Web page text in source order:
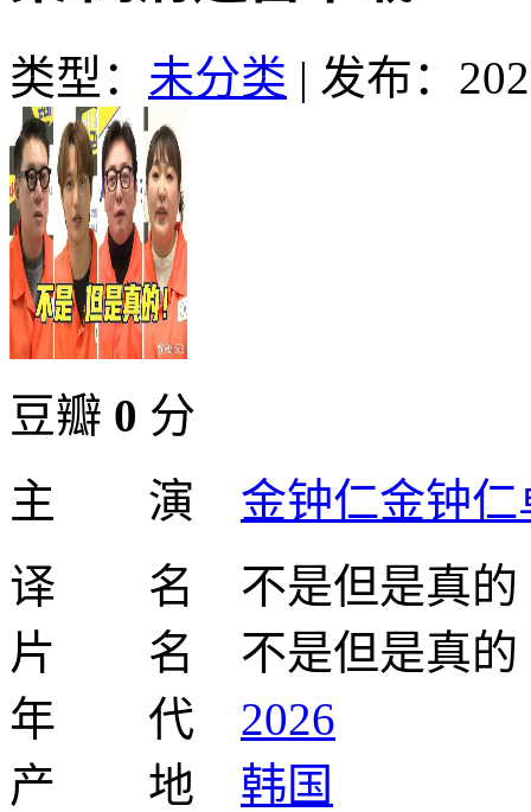
类型： 未分类 | 发布：
豆瓣 0 分
主 演 金钟仁金钟
译 名 不是但是真的
片 名 不是但是真的
年 代 2026
产 地 韩国